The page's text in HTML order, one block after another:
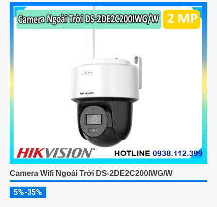
Camera Wifi Ngoài Trời DS-2DE2C200IWG/W
5%-35%